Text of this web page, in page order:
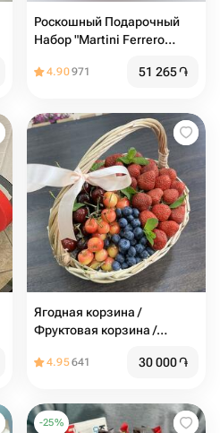
Роскошный Подарочный
Набор "Martini Ferrero
4.90971 51 265֏
Ягодная корзина /
Фруктовая корзина /
Клубника / Черешня
4.95641 30 000֏
-25%